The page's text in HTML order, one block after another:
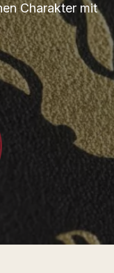
Charakter mit